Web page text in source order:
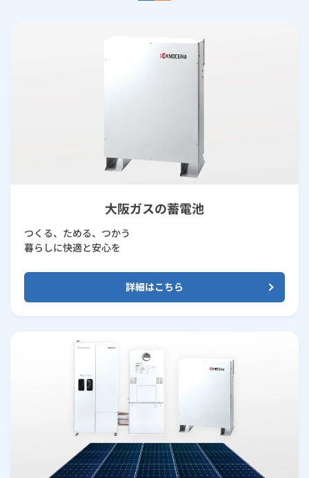
大阪ガスの蓄電池
つくる、ためる、つかう
暮らしに快適と安心を
詳細はこちら